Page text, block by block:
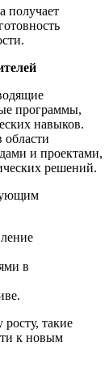
получает
программы,
навыков.
и проектами,
решений.
в
такие
к новым